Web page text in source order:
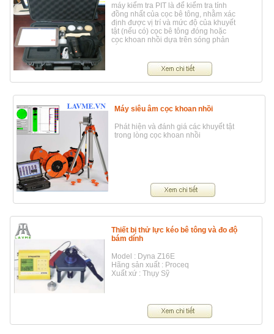
máy kiểm tra PIT là để kiểm tra tính
đồng nhất của cọc bê tông, nhằm xác
định được vị trí và mức độ của khuyết
tật (nếu có) cọc bê tông đóng hoặc
cọc khoan nhồi dựa trên sóng phản
Máy siêu âm cọc khoan nhồi
Phát hiện và đánh giá các khuyết tật
trong lòng cọc khoan nhồi
Thiết bị thử lực kéo bê tông và đo độ
bám dính
Model : Dyna Z16E
Hãng sản xuất : Proceq
Xuất xứ : Thụy Sỹ